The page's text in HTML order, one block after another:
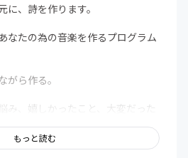
、詩を作ります。
なたの為の音楽を作るプログラム
ら作る。
み、嬉しかったこと、大変だった
なたの為の歌詞を作成していきま
もっと読む